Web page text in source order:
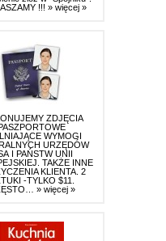
!!! » więcej »
ZDJĘCIA
WYMOGI
URZĘDÓW
I PAŃSTW UNII
TAKŻE INNE
KLIENTA. 2
-TYLKO $11.
» więcej »